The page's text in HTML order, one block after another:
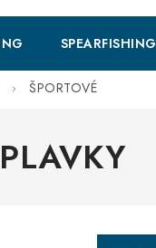
SPEARFISHING
ŠPORTOVÉ